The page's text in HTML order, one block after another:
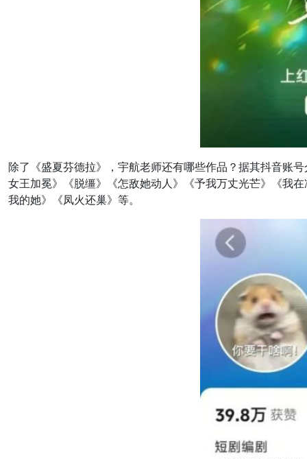
除了《盛夏芬德拉》，宇航老师还有哪些作品？据其抖音账
女王加冕》《脱缰》《怎敌她动人》《予我万丈光芒》《我
我的她》《凤火还巢》等。